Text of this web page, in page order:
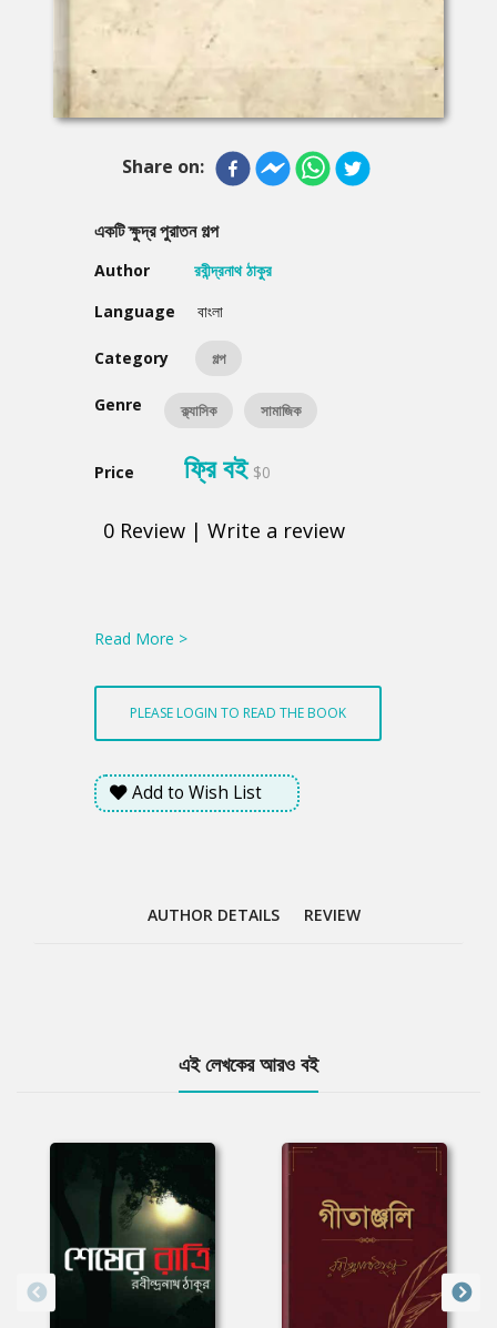
Share on:
একটি ক্ষুদ্র পুরাতন গল্প
Author
রবীন্দ্রনাথ ঠাকুর
Language
বাংলা
Category গল্প
Genre ক্ল্যাসিক সামাজিক
Price ফ্রি বই $0
0 Review | Write a review
Read More >
PLEASE LOGIN TO READ THE BOOK
Add to Wish List
AUTHOR DETAILS REVIEW
এই লেখকের আরও বই